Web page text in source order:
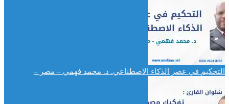
التحكيم في عصر الذكاء الاصطناعي. د. محمد فهمي – مصر –